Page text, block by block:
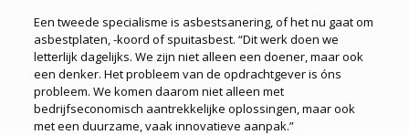
Een tweede specialisme is asbestsanering, of het nu gaat om
asbestplaten, -koord of spuitasbest. “Dit werk doen we
letterlijk dagelijks. We zijn niet alleen een doener, maar ook
een denker. Het probleem van de opdrachtgever is óns
probleem. We komen daarom niet alleen met
bedrijfseconomisch aantrekkelijke oplossingen, maar ook
met een duurzame, vaak innovatieve aanpak.”